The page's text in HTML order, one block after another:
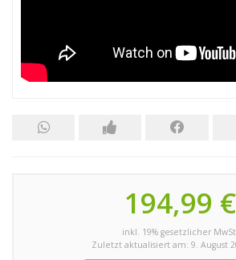
194,99 €
inkl. 19% gesetzlicher MwSt.
Zuletzt aktualisiert am: 9. August